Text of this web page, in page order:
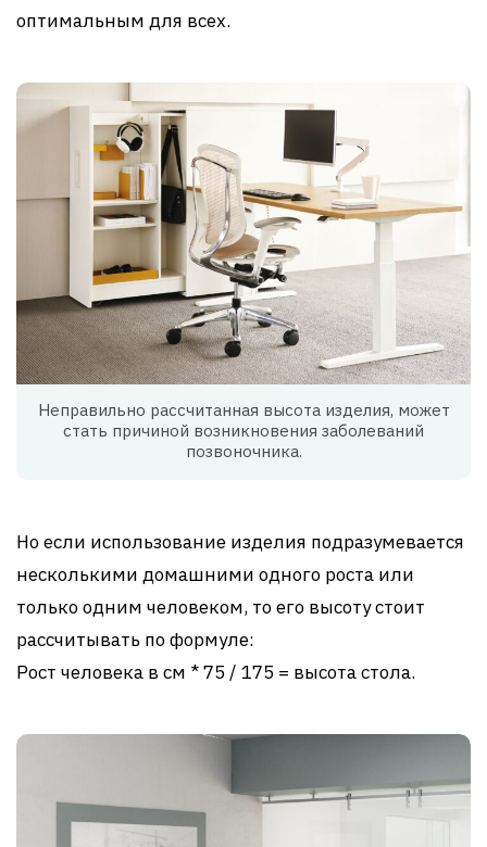
оптимальным для всех.
Неправильно рассчитанная высота изделия, может
стать причиной возникновения заболеваний
позвоночника.
Но если использование изделия подразумевается
несколькими домашними одного роста или
только одним человеком, то его высоту стоит
рассчитывать по формуле:
Рост человека в см * 75 / 175 = высота стола.